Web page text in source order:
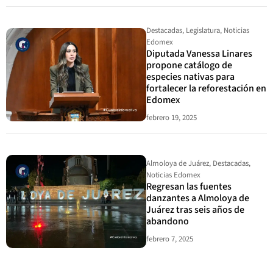
Destacadas, Legislatura, Noticias
Edomex
Diputada Vanessa Linares
propone catálogo de
especies nativas para
fortalecer la reforestación en
Edomex
febrero 19, 2025
Almoloya de Juárez, Destacadas,
Noticias Edomex
Regresan las fuentes
danzantes a Almoloya de
Juárez tras seis años de
abandono
febrero 7, 2025